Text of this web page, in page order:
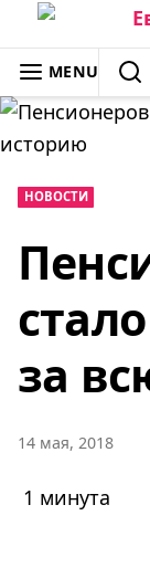
Skip
to
content
MENU
НОВОСТИ
за
14 мая, 2018
1 минута